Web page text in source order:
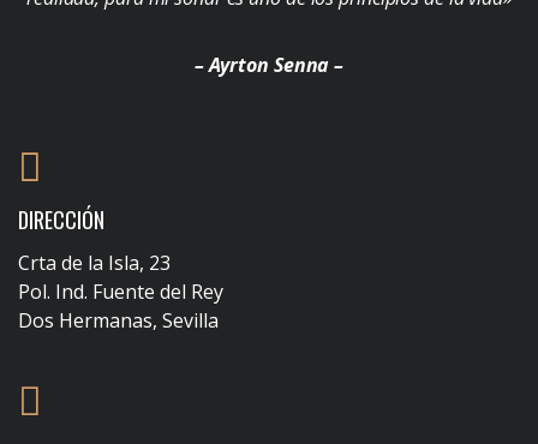
– Ayrton Senna –
DIRECCIÓN
Crta de la Isla, 23
Pol. Ind. Fuente del Rey
Dos Hermanas, Sevilla